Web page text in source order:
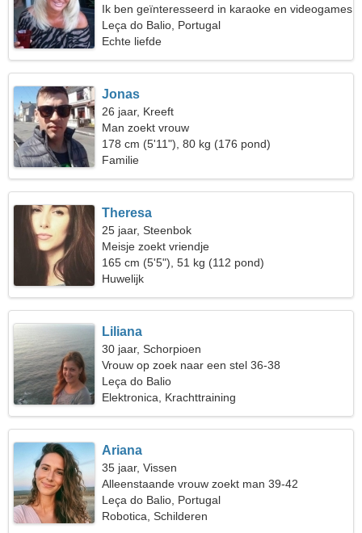
Ik ben geïnteresseerd in karaoke en videogames
Leça do Balio, Portugal
Echte liefde
Jonas
26 jaar, Kreeft
Man zoekt vrouw
178 cm (5'11"), 80 kg (176 pond)
Familie
Theresa
25 jaar, Steenbok
Meisje zoekt vriendje
165 cm (5'5"), 51 kg (112 pond)
Huwelijk
Liliana
30 jaar, Schorpioen
Vrouw op zoek naar een stel 36-38
Leça do Balio
Elektronica, Krachttraining
Ariana
35 jaar, Vissen
Alleenstaande vrouw zoekt man 39-42
Leça do Balio, Portugal
Robotica, Schilderen